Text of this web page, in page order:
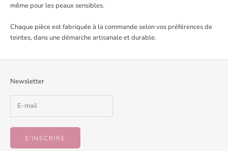
même pour les peaux sensibles.
Chaque pièce est fabriquée à la commande selon vos préférences de
teintes, dans une démarche artisanale et durable.
Newsletter
S'INSCRIRE